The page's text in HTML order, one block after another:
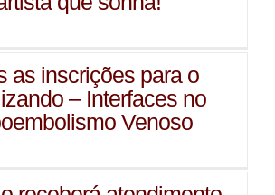
as inscrições para o
– Interfaces no
Venoso